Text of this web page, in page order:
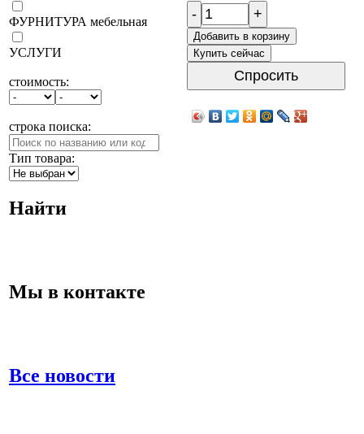
ФУРНИТУРА мебельная
УСЛУГИ
стоимость:
строка поиска:
Тип товара:
Найти
Мы в контакте
Все новости
- +
Добавить в корзину
Купить сейчас
Спросить